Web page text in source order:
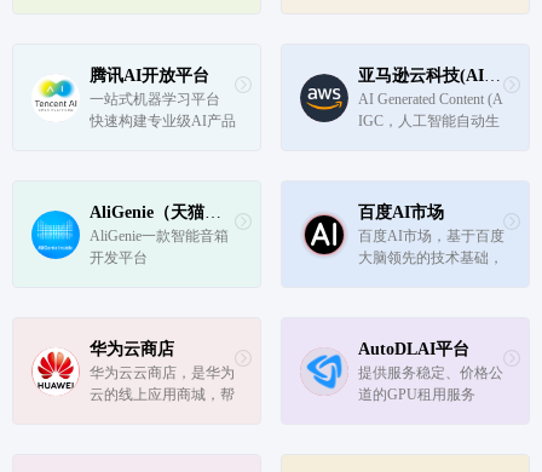
实现商业价值、加速数
智化转型。阿里云数十
项AI能力，稳定、易
腾讯AI开放平台
一站式机器学习平台
快速构建专业级AI产品
亚马逊云科技(AIGC扶持计划)
AI Generated Content (A
IGC，人工智能自动生
t）、用户生产内容（U
GC, User-generated Cont
ent）之后的新型内容
AliGenie（天猫精灵开放平台）
AliGenie一款智能音箱
开发平台
百度AI市场
百度AI市场，基于百度
大脑领先的技术基础，
示和交易平台，为需求
方提供多维度的软件能
力、硬件产品、解决方
华为云商店
华为云云商店，是华为
云的线上应用商城，帮
AutoDLAI平台
提供服务稳定、价格公
道的GPU租用服务